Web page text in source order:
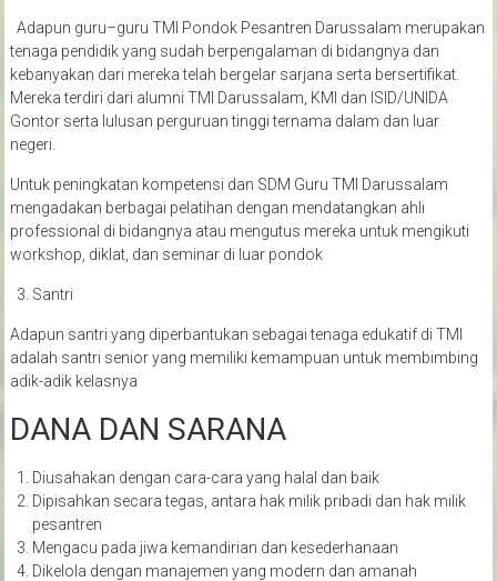
Adapun guru–guru TMI Pondok Pesantren Darussalam merupakan
tenaga pendidik yang sudah berpengalaman di bidangnya dan
kebanyakan dari mereka telah bergelar sarjana serta bersertifikat.
Mereka terdiri dari alumni TMI Darussalam, KMI dan ISID/UNIDA
Gontor serta lulusan perguruan tinggi ternama dalam dan luar
negeri.
Untuk peningkatan kompetensi dan SDM Guru TMI Darussalam
mengadakan berbagai pelatihan dengan mendatangkan ahli
professional di bidangnya atau mengutus mereka untuk mengikuti
workshop, diklat, dan seminar di luar pondok
Santri
Adapun santri yang diperbantukan sebagai tenaga edukatif di TMI
adalah santri senior yang memiliki kemampuan untuk membimbing
adik-adik kelasnya
DANA DAN SARANA
Diusahakan dengan cara-cara yang halal dan baik
Dipisahkan secara tegas, antara hak milik pribadi dan hak milik
pesantren
Mengacu pada jiwa kemandirian dan kesederhanaan
Dikelola dengan manajemen yang modern dan amanah